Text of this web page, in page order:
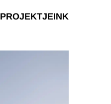
PROJEKTJEINK